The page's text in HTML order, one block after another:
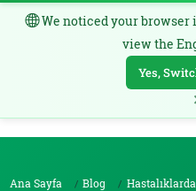
We noticed your browser
view the
Yes,
TR
Ana Sayfa Blog